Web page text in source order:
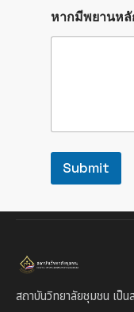
หากมีพยานห
Submit
สถาบันวิทยาลัยชุมชน เป็